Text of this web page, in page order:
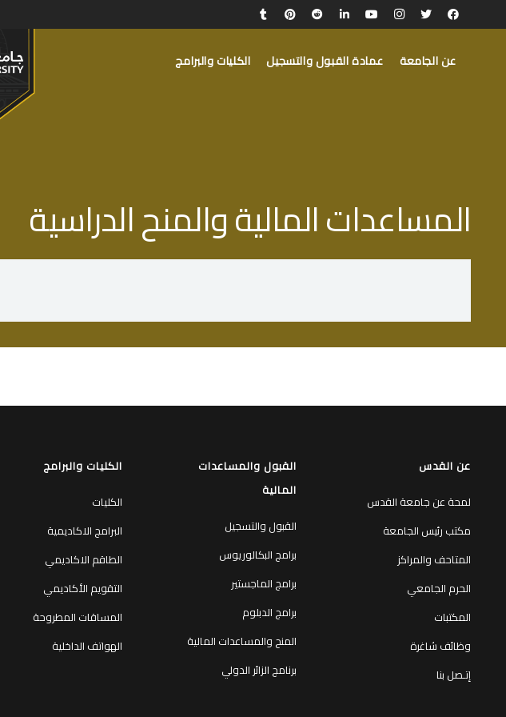
عن الجامعة عمادة القبول والتسجيل الكليات والبرامج
المساعدات المالية والمنح الدراسية
عن القدس
لمحة عن جامعة القدس
مكتب رئيس الجامعة
المتاحف والمراكز
الحرم الجامعي
المكتبات
وظائف شاغرة
إتـصل بنا
القبول والمساعدات
المالية
القبول والتسجيل
برامج البكالوريوس
برامج الماجستير
برامج الدبلوم
المنح والمساعدات المالية
برنامج الزائر الدولي
الكليات والبرامج
الكليات
البرامج الاكاديمية
الطاقم الاكاديمي
التقويم الأكاديمي
المساقات المطروحة
الهواتف الداخلية